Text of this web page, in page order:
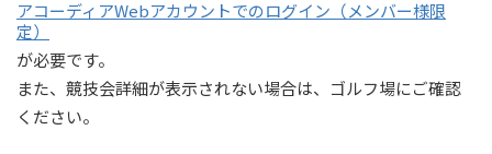
アコーディアWebアカウントでのログイン（メンバー様限
定）
が必要です。
また、競技会詳細が表示されない場合は、ゴルフ場にご確認
ください。